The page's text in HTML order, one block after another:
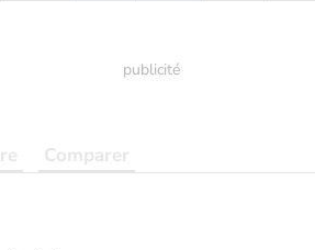
Comparer